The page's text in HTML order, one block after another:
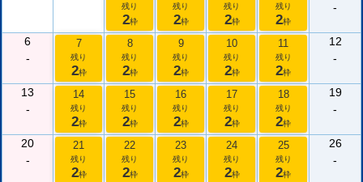
残り
2枠
残り
2枠
残り
2枠
残り
2枠
-
6
-
7
残り
2枠
8
残り
2枠
9
残り
2枠
10
残り
2枠
11
残り
2枠
12
-
13
-
14
残り
2枠
15
残り
2枠
16
残り
2枠
17
残り
2枠
18
残り
2枠
19
-
20
-
21
残り
2枠
22
残り
2枠
23
残り
2枠
24
残り
2枠
25
残り
2枠
26
-